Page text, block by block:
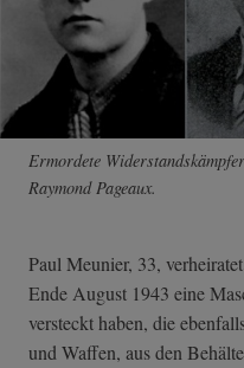
Ermordete
Raymond Pageaux.
Paul Meunier, 33,
Ende August 1943 eine
versteckt haben, die
und Waffen, aus den